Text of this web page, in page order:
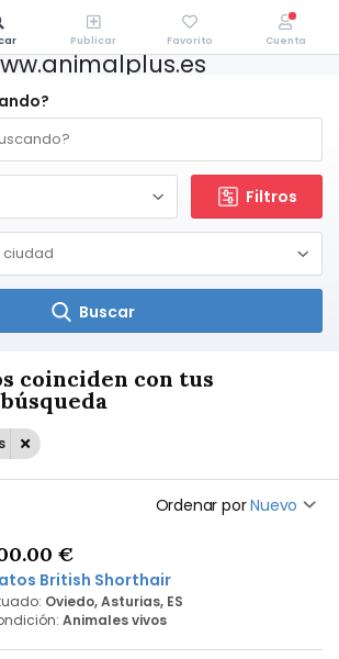
Filtros
Buscar
coinciden con tus
Ordenar porNuevo
€
British Shorthair
Oviedo, Asturias, ES
Animales vivos
Publicar Favorito Cuenta